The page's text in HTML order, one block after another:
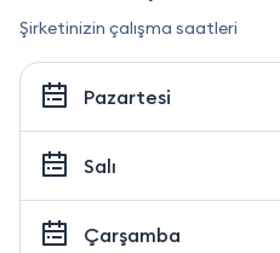
Şirketinizin çalışma saatleri
Pazartesi
Salı
Çarşamba